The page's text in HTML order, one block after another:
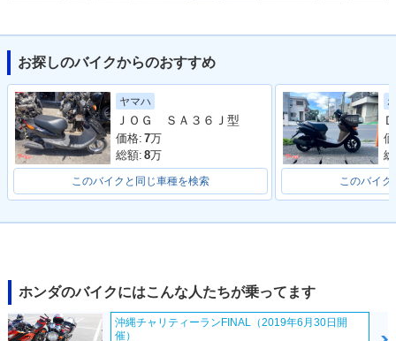
2011年 TODAY F・
マイナーチェンジ
2011年 TODAY・マ
イナーチェンジ
2010年 TODAY F・
カラーチェンジ
お探しのバイクからのおすすめ
ヤマハ
ＪＯＧ ＳＡ３６Ｊ型
価格: 7万
総額: 8万
このバイクと同じ車種を検索 このバイク
ホンダのバイクにはこんな人たちが乗ってます
沖縄チャリティーランFINAL（2019年6月30日開
催）